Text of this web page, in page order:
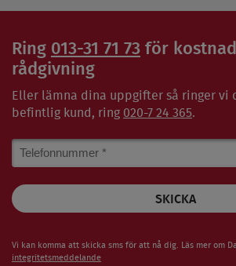
Ring 013-31 71 73 för
rådgivning
Eller lämna dina uppgifter så ringer vi
befintlig kund, ring 020-7 24 365.
Phone
Number
Vi kan komma att skicka sms för att nå dig. Läs mer om
integritetsmeddelande